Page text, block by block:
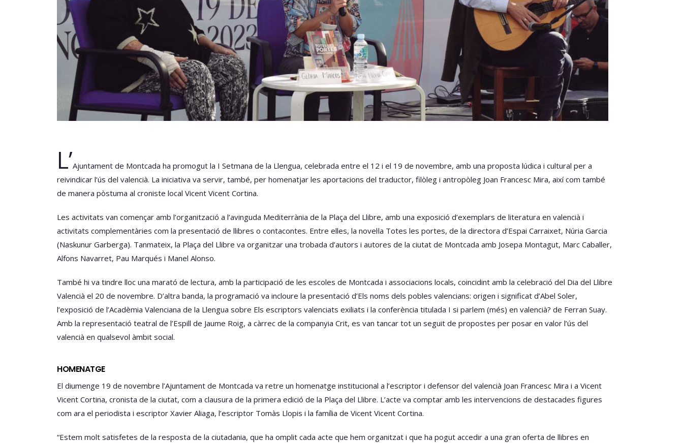
L’Ajuntament de Montcada ha promogut la I Setmana de la Llengua, celebrada entre el 12 i el 19 de novembre, amb una proposta lúdica i cultural per a
reivindicar l’ús del valencià. La iniciativa va servir, també, per homenatjar les aportacions del traductor, filòleg i antropòleg Joan Francesc Mira, així com també
de manera pòstuma al croniste local Vicent Vicent Cortina.
Les activitats van començar amb l’organització a l’avinguda Mediterrània de la Plaça del Llibre, amb una exposició d’exemplars de literatura en valencià i
activitats complementàries com la presentació de llibres o contacontes. Entre elles, la novel·la Totes les portes, de la directora d’Espai Carraixet, Núria Garcia
(Naskunur Garberga). Tanmateix, la Plaça del Llibre va organitzar una trobada d’autors i autores de la ciutat de Montcada amb Josepa Montagut, Marc Caballer,
Alfons Navarret, Pau Marqués i Manel Alonso.
També hi va tindre lloc una marató de lectura, amb la participació de les escoles de Montcada i associacions locals, coincidint amb la celebració del Dia del Llibre
Valencià el 20 de novembre. D’altra banda, la programació va incloure la presentació d’Els noms dels pobles valencians: origen i significat d’Abel Soler,
l’exposició de l’Acadèmia Valenciana de la Llengua sobre Els escriptors valenciats exiliats i la conferència titulada I si parlem (més) en valencià? de Ferran Suay.
Amb la representació teatral de l’Espill de Jaume Roig, a càrrec de la companyia Crit, es van tancar tot un seguit de propostes per posar en valor l’ús del
valencià en qualsevol àmbit social.
HOMENATGE
El diumenge 19 de novembre l’Ajuntament de Montcada va retre un homenatge institucional a l’escriptor i defensor del valencià Joan Francesc Mira i a Vicent
Vicent Cortina, cronista de la ciutat, com a clausura de la primera edició de la Plaça del Llibre. L’acte va comptar amb les intervencions de destacades figures
com ara el periodista i escriptor Xavier Aliaga, l’escriptor Tomàs Llopis i la família de Vicent Vicent Cortina.
“Estem molt satisfetes de la resposta de la ciutadania, que ha omplit cada acte que hem organitzat i que ha pogut accedir a una gran oferta de llibres en